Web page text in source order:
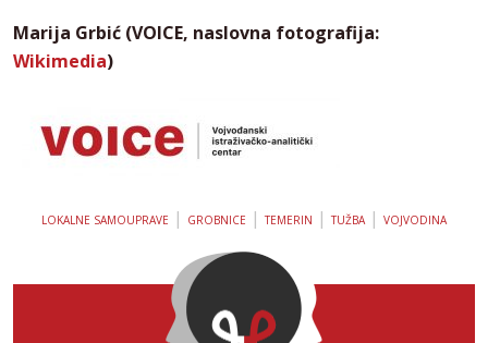
Marija Grbić (VOICE, naslovna fotografija:
Wikimedia)
LOKALNE SAMOUPRAVE | GROBNICE |TEMERIN |TUŽBA| VOJVODINA